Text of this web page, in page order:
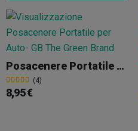
Posacenere Portatile Per Auto
(4)
8,95 €